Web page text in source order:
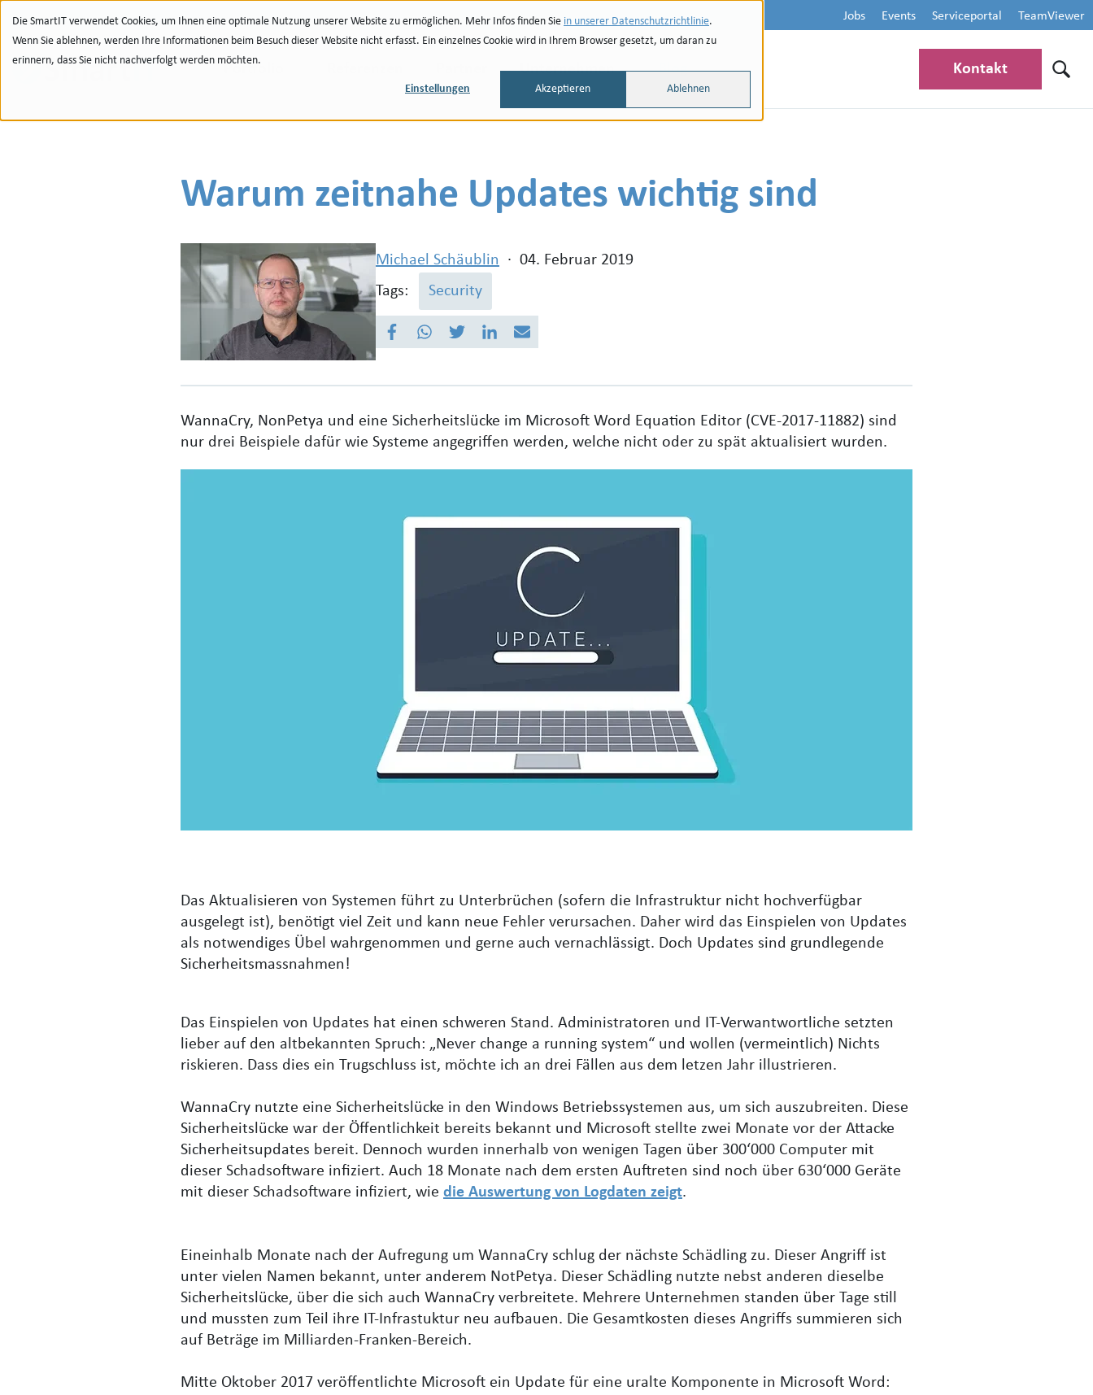
Die SmartIT verwendet Cookies, um Ihnen eine optimale Nutzung unserer Website zu ermöglichen. Mehr Infos finden Sie in unserer Datenschutzrichtlinie.
Wenn Sie ablehnen, werden Ihre Informationen beim Besuch dieser Website nicht erfasst. Ein einzelnes Cookie wird in Ihrem Browser gesetzt, um daran zu
erinnern, dass Sie nicht nachverfolgt werden möchten.
Einstellungen Akzeptieren Ablehnen
Portfolio Unternehmen Blog
Jobs Events Serviceportal TeamViewer
Kontakt
Warum zeitnahe Updates wichtig sind
Michael Schäublin · 04. Februar 2019
Tags:
Security
WannaCry, NonPetya und eine Sicherheitslücke im Microsoft Word Equation Editor (CVE-2017-11882) sind
nur drei Beispiele dafür wie Systeme angegriffen werden, welche nicht oder zu spät aktualisiert wurden.
Das Aktualisieren von Systemen führt zu Unterbrüchen (sofern die Infrastruktur nicht hochverfügbar
ausgelegt ist), benötigt viel Zeit und kann neue Fehler verursachen. Daher wird das Einspielen von Updates
als notwendiges Übel wahrgenommen und gerne auch vernachlässigt. Doch Updates sind grundlegende
Sicherheitsmassnahmen!
Das Einspielen von Updates hat einen schweren Stand. Administratoren und IT-Verwantwortliche setzten
lieber auf den altbekannten Spruch: „Never change a running system“ und wollen (vermeintlich) Nichts
riskieren. Dass dies ein Trugschluss ist, möchte ich an drei Fällen aus dem letzen Jahr illustrieren.
WannaCry nutzte eine Sicherheitslücke in den Windows Betriebssystemen aus, um sich auszubreiten. Diese
Sicherheitslücke war der Öffentlichkeit bereits bekannt und Microsoft stellte zwei Monate vor der Attacke
Sicherheitsupdates bereit. Dennoch wurden innerhalb von wenigen Tagen über 300‘000 Computer mit
dieser Schadsoftware infiziert. Auch 18 Monate nach dem ersten Auftreten sind noch über 630‘000 Geräte
mit dieser Schadsoftware infiziert, wie die Auswertung von Logdaten zeigt.
Eineinhalb Monate nach der Aufregung um WannaCry schlug der nächste Schädling zu. Dieser Angriff ist
unter vielen Namen bekannt, unter anderem NotPetya. Dieser Schädling nutzte nebst anderen dieselbe
Sicherheitslücke, über die sich auch WannaCry verbreitete. Mehrere Unternehmen standen über Tage still
und mussten zum Teil ihre IT-Infrastuktur neu aufbauen. Die Gesamtkosten dieses Angriffs summieren sich
auf Beträge im Milliarden-Franken-Bereich.
Mitte Oktober 2017 veröffentlichte Microsoft ein Update für eine uralte Komponente in Microsoft Word: